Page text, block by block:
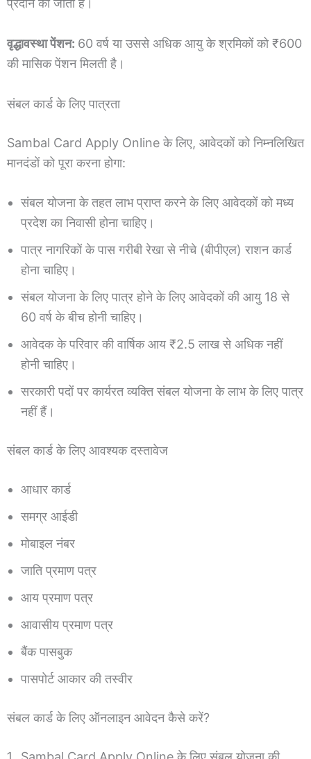
प्रदान की जाती है।
वृद्धावस्था पेंशन: 60 वर्ष या उससे अधिक आयु के श्रमिकों को ₹600
की मासिक पेंशन मिलती है।
संबल कार्ड के लिए पात्रता
Sambal Card Apply Online के लिए, आवेदकों को निम्नलिखित
मानदंडों को पूरा करना होगा:
संबल योजना के तहत लाभ प्राप्त करने के लिए आवेदकों को मध्य
प्रदेश का निवासी होना चाहिए।
पात्र नागरिकों के पास गरीबी रेखा से नीचे (बीपीएल) राशन कार्ड
होना चाहिए।
संबल योजना के लिए पात्र होने के लिए आवेदकों की आयु 18 से
60 वर्ष के बीच होनी चाहिए।
आवेदक के परिवार की वार्षिक आय ₹2.5 लाख से अधिक नहीं
होनी चाहिए।
सरकारी पदों पर कार्यरत व्यक्ति संबल योजना के लाभ के लिए पात्र
नहीं हैं।
संबल कार्ड के लिए आवश्यक दस्तावेज
आधार कार्ड
समग्र आईडी
मोबाइल नंबर
जाति प्रमाण पत्र
आय प्रमाण पत्र
आवासीय प्रमाण पत्र
बैंक पासबुक
पासपोर्ट आकार की तस्वीर
संबल कार्ड के लिए ऑनलाइन आवेदन कैसे करें?